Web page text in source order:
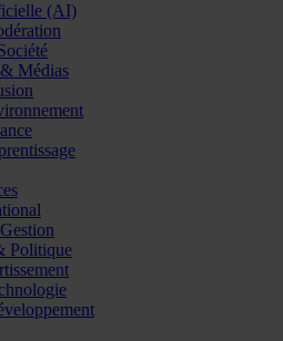
(AI)
Médias
Politique